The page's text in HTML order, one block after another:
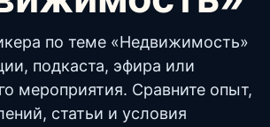
по теме «Недвижимость»
подкаста, эфира или
мероприятия. Сравните опыт,
статьи и условия